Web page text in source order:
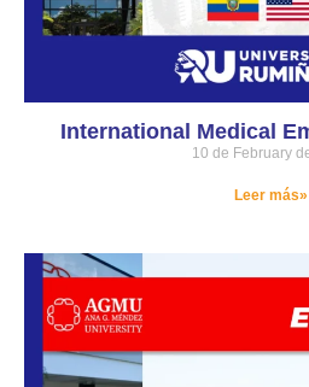
International Medical
10 de February
Leer más»